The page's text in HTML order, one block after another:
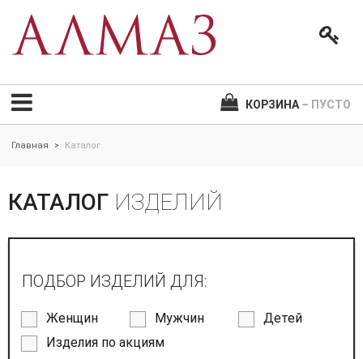
КОРЗИНА – ПУСТО
Главная > Каталог
КАТАЛОГ ИЗДЕЛИЙ
ПОДБОР ИЗДЕЛИЙ ДЛЯ:
Женщин Мужчин
Детей
Изделия по акциям